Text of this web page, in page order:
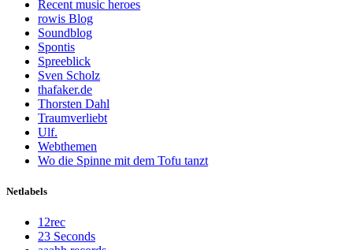
Recent music heroes
rowis Blog
Soundblog
Spontis
Spreeblick
Sven Scholz
thafaker.de
Thorsten Dahl
Traumverliebt
Ulf.
Webthemen
Wo die Spinne mit dem Tofu tanzt
Netlabels
12rec
23 Seconds